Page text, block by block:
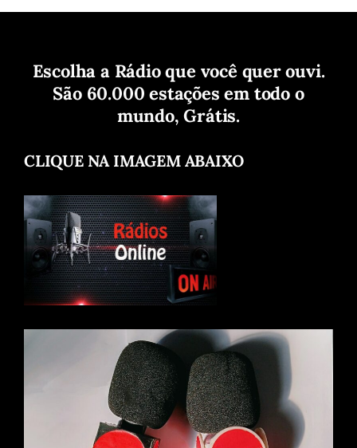
Escolha a Rádio que você quer ouvi.
São 60.000 estações em todo o
mundo, Grátis.
CLIQUE NA IMAGEM ABAIXO